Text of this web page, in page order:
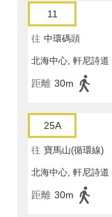
11
往 中環碼頭
北海中心, 軒尼詩道
距離 30m
25A
往 寶馬山(循環線)
北海中心, 軒尼詩道
距離 30m